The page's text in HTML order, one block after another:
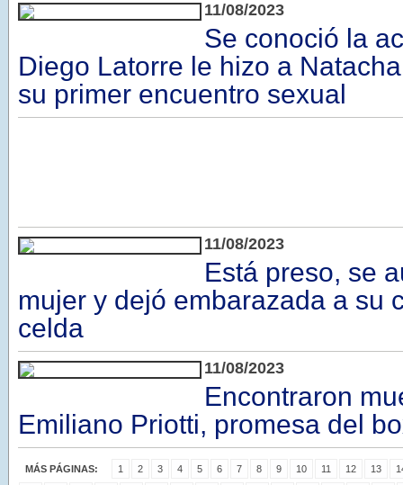
11/08/2023
Se conoció la
Diego Latorre le hizo a
su primer encuentro sexual
11/08/2023
Está preso, se
mujer y dejó embarazada a su
celda
11/08/2023
Encontraron
Emiliano Priotti, promesa del
MÁS PÁGINAS: 1 2 3 4 5 6 7 8 9 10 11 12 13